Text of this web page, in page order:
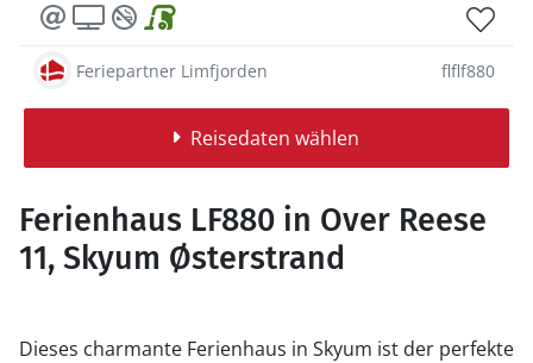
Feriepartner Limfjorden flflf880
Reisedaten wählen
Ferienhaus LF880 in Over Reese
11, Skyum Østerstrand
Dieses charmante Ferienhaus in Skyum ist der perfekte